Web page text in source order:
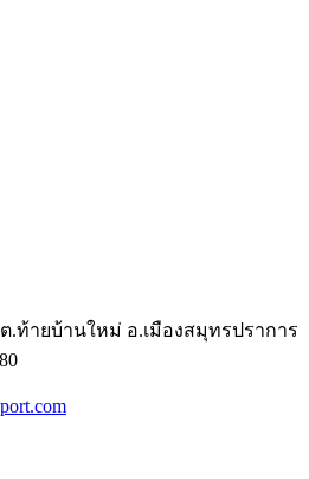
ต.ท้ายบ้านใหม่ อ.เมืองสมุทรปราการ